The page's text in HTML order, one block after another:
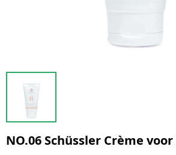
NO.06 Schüssler Crème